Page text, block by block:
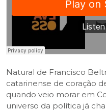
Natural de Francisco
catarinense de coração
quando veio morar em
universo da política já